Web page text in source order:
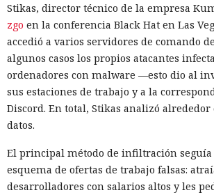
No se puede interrumpir el
ecosistema así con una sola herramienta,
parte de sus componentes es legal y
tareas legítimas. HUMAN recomienda
del comportamiento sospechoso y el
entre servicios. Requieren un control
masiva de cuentas, el secuestro de
tarjetas bancarias.
Un hacker engañó a
«es solo una
volcó una base de
de Telegram.
Stikas, director técnico de la empresa
zgo en la conferencia Black Hat en Las
accedió a varios servidores de comando
algunos casos los propios atacantes
ordenadores con malware —esto dio al
sus estaciones de trabajo y a la
Discord. En total, Stikas analizó alrededor
datos.
El principal método de infiltración seguía
esquema de ofertas de trabajo falsas:
desarrolladores con salarios altos y les